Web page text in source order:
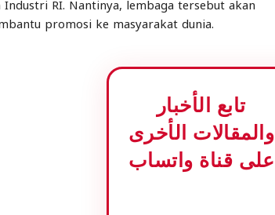
Industri RI. Nantinya, lembaga tersebut akan
promosi ke masyarakat dunia.
تابع الأخبار
والمقالات الأخرى
على قناة واتساب